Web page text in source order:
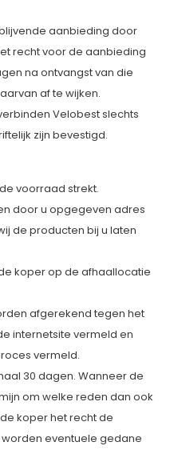
aanbieding door
recht voor de aanbieding
na ontvangst van die
af te wijken.
Velobest slechts
zijn bevestigd.
voorraad strekt.
door u opgegeven adres
de producten bij u laten
koper op de afhaallocatie
afgerekend tegen het
internetsite vermeld en
vermeld.
30 dagen. Wanneer de
om welke reden dan ook
koper het recht de
eventuele gedane